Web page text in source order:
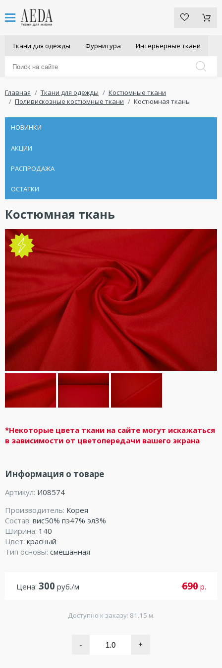
Ткани для одежды Фурнитура Интерьерные ткани
Главная Ткани для одежды
Костюмные ткани
Поливискозные костюмные ткани
Костюмная ткань
НОВИНКИ
АКЦИИ
РАСПРОДАЖА
ОСТАТКИ
Костюмная ткань
*Некоторые цвета ткани на сайте могут искажаться
в зависимости от цветопередачи вашего экрана
Информация о товаре
Артикул: И08574
Производитель: Корея
Состав: вис50% пэ47% эл3%
Ширина: 140
Цвет: красный
Тип основы: смешанная
Цена: 300 руб./м 690р.
Доступно к заказу: 81.15 м.
- +